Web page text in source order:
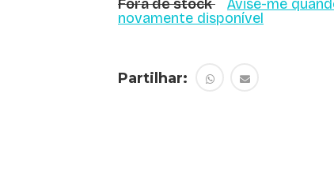
Fora de stock
Avise-me
novamente disponível
Partilhar: